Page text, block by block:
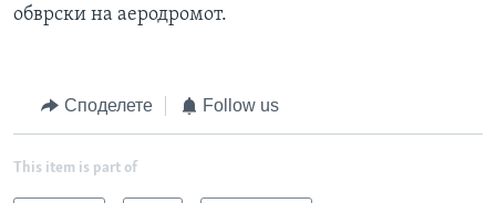
обврски на аеродромот.
Споделете Follow us
This item is part of